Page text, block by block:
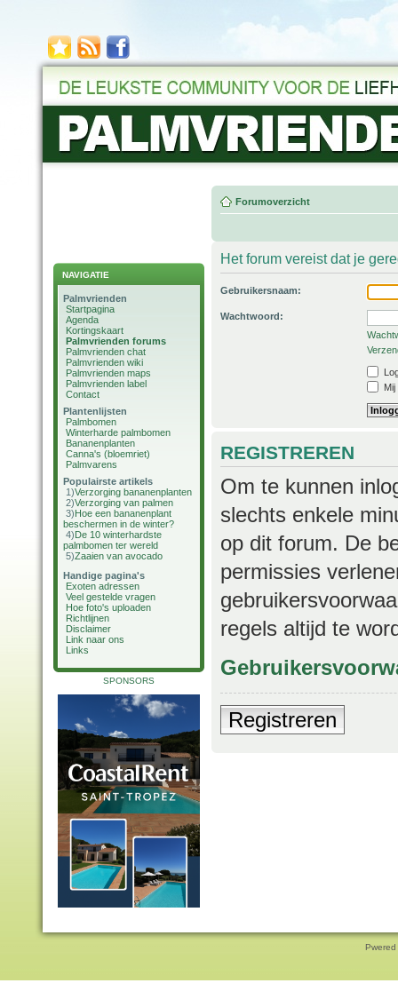
NAVIGATIE
Palmvrienden
Startpagina
Agenda
Kortingskaart
Palmvrienden forums
Palmvrienden chat
Palmvrienden wiki
Palmvrienden maps
Palmvrienden label
Contact
Plantenlijsten
Palmbomen
Winterharde palmbomen
Bananenplanten
Canna's (bloemriet)
Palmvarens
Populairste artikels
1)Verzorging bananenplanten
2)Verzorging van palmen
3)Hoe een bananenplant
beschermen in de winter?
4)De 10 winterhardste
palmbomen ter wereld
5)Zaaien van avocado
Handige pagina's
Exoten adressen
Veel gestelde vragen
Hoe foto's uploaden
Richtlijnen
Disclaimer
Link naar ons
Links
SPONSORS
Forumoverzicht
Het forum vereist dat je
Gebruikersnaam:
Wachtwoord:
REGISTREREN
Om te kunnen
slechts enkele
op dit forum. De
permissies
regels altijd te
Registreren